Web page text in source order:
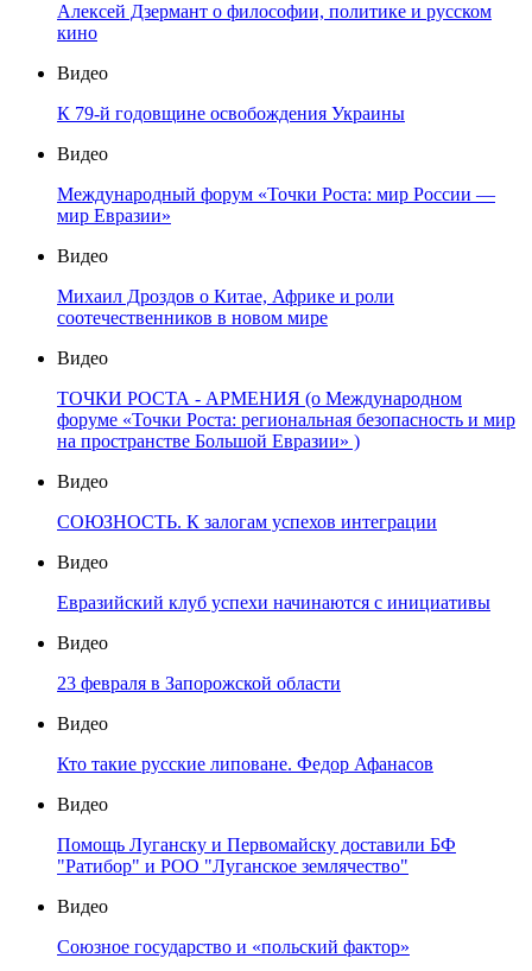
Алексей Дзермант о философии, политике и русском
кино
Видео
К 79-й годовщине освобождения Украины
Видео
Международный форум «Точки Роста: мир России —
мир Евразии»
Видео
Михаил Дроздов о Китае, Африке и роли
соотечественников в новом мире
Видео
ТОЧКИ РОСТА - АРМЕНИЯ (о Международном
форуме «Точки Роста: региональная безопасность и мир
на пространстве Большой Евразии» )
Видео
СОЮЗНОСТЬ. К залогам успехов интеграции
Видео
Евразийский клуб успехи начинаются с инициативы
Видео
23 февраля в Запорожской области
Видео
Кто такие русские липоване. Федор Афанасов
Видео
Помощь Луганску и Первомайску доставили БФ
"Ратибор" и РОО "Луганское землячество"
Видео
Союзное государство и «польский фактор»